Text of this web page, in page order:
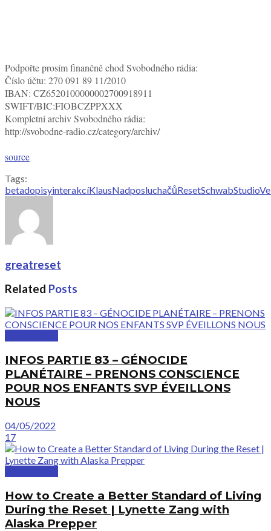
Podpořte prosím finančně chod Svobodného rádia:
Číslo účtu: 270 091 89 11/2010
IBAN: CZ6520100000002700918911
SWIFT/BIC:FIOBCZPPXXX
Kompletní archiv Svobodného rádia:
http://svobodne-radio.cz/category/archiv/
source
Tags:
betadopisyinterakcíKlausNadposluchačůResetSchwabStudio
greatreset
Related Posts
INFOS PARTIE 83 – GÉNOCIDE
PLANÉTAIRE – PRENONS CONSCIENCE
POUR NOS ENFANTS SVP ÉVEILLONS
NOUS
04/05/2022
17
How to Create a Better Standard of Living
During the Reset | Lynette Zang with
Alaska Prepper